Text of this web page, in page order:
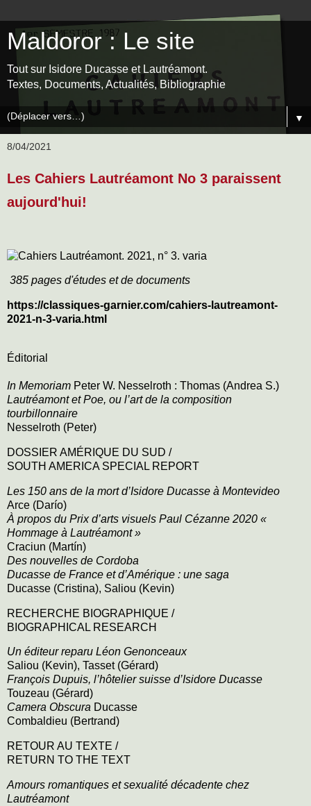
Maldoror : Le site
Tout sur Isidore Ducasse et Lautréamont.
Textes, Documents, Actualités, Bibliographie
▼
8/04/2021
Les Cahiers Lautréamont No 3 paraissent
aujourd'hui!
385 pages d'études et de documents
https://classiques-garnier.com/cahiers-lautreamont-
2021-n-3-varia.html
Éditorial
In Memoriam Peter W. Nesselroth : Thomas (Andrea S.)
Lautréamont et Poe, ou l’art de la composition
tourbillonnaire
Nesselroth (Peter)
DOSSIER AMÉRIQUE DU SUD /
SOUTH AMERICA SPECIAL REPORT
Les 150 ans de la mort d’Isidore Ducasse à Montevideo
Arce (Darío)
À propos du Prix d’arts visuels Paul Cézanne 2020 «
Hommage à Lautréamont »
Craciun (Martín)
Des nouvelles de Cordoba
Ducasse de France et d’Amérique : une saga
Ducasse (Cristina), Saliou (Kevin)
RECHERCHE BIOGRAPHIQUE /
BIOGRAPHICAL RESEARCH
Un éditeur reparu Léon Genonceaux
Saliou (Kevin), Tasset (Gérard)
François Dupuis, l’hôtelier suisse d’Isidore Ducasse
Touzeau (Gérard)
Camera Obscura Ducasse
Combaldieu (Bertrand)
RETOUR AU TEXTE /
RETURN TO THE TEXT
Amours romantiques et sexualité décadente chez
Lautréamont